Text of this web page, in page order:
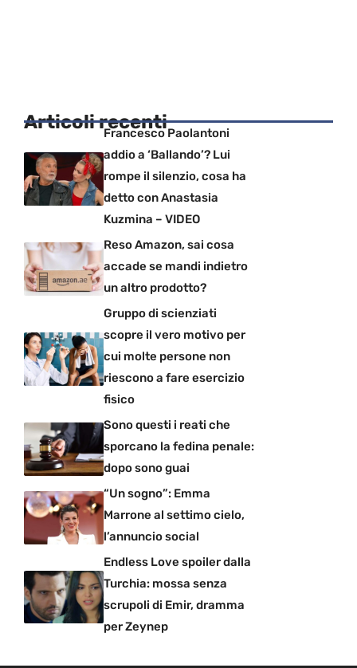
Articoli recentiFrancesco Paolantoni
addio a ‘Ballando’? Lui
rompe il silenzio, cosa ha
detto con Anastasia
Kuzmina – VIDEO
Reso Amazon, sai cosa
accade se mandi indietro
un altro prodotto?
Gruppo di scienziati
scopre il vero motivo per
cui molte persone non
riescono a fare esercizio
fisico
Sono questi i reati che
sporcano la fedina penale:
dopo sono guai
“Un sogno”: Emma
Marrone al settimo cielo,
l’annuncio social
Endless Love spoiler dalla
Turchia: mossa senza
scrupoli di Emir, dramma
per Zeynep